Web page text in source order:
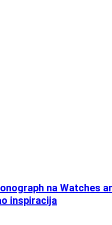
na Watches
inspiracija